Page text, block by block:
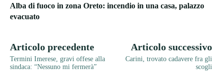
Alba di fuoco in zona Oreto: incendio in una casa, palazzo
evacuato
Articolo precedente
Termini Imerese, gravi offese alla
sindaca: “Nessuno mi fermerà”
Articolo successivo
Carini, trovato cadavere fra gli
scogli